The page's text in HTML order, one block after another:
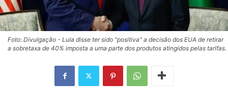
Foto: Divulgação - Lula disse ter sido "positiva" a decisão dos EUA de retirar
a sobretaxa de 40% imposta a uma parte dos produtos atingidos pelas tarifas.